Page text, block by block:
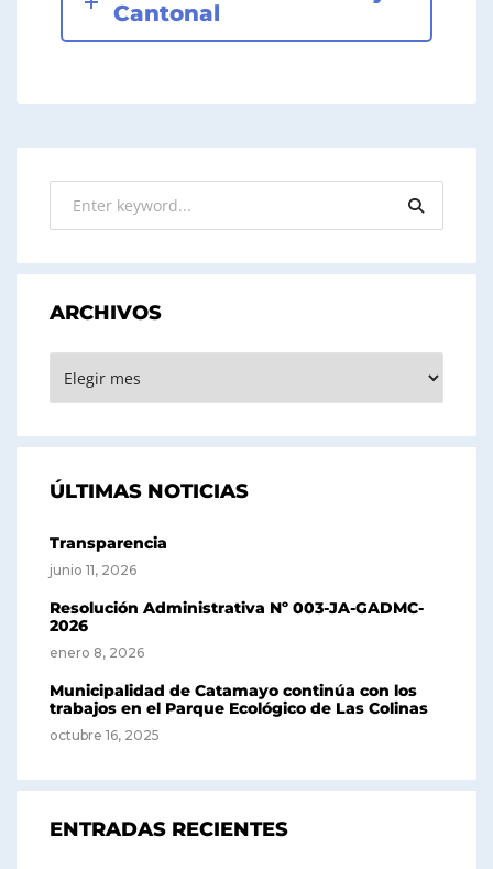
Cantonal
ARCHIVOS
ÚLTIMAS NOTICIAS
Transparencia
junio 11, 2026
Resolución Administrativa Nº 003-JA-GADMC-
2026
enero 8, 2026
Municipalidad de Catamayo continúa con los
trabajos en el Parque Ecológico de Las Colinas
octubre 16, 2025
ENTRADAS RECIENTES